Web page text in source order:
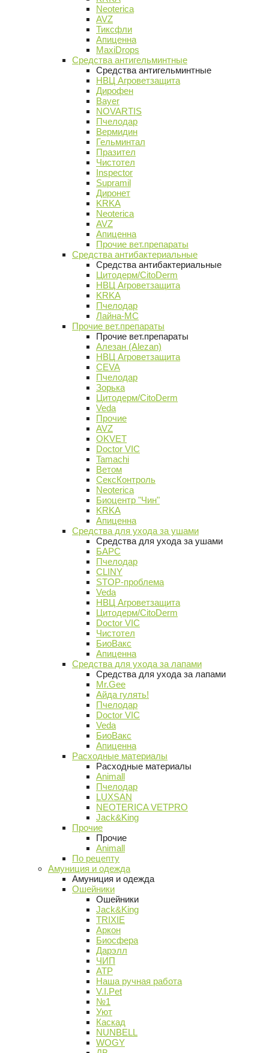
Neoterica
AVZ
Тиксфли
Апиценна
MaxiDrops
Средства антигельминтные
Средства антигельминтные
НВЦ Агроветзащита
Дирофен
Bayer
NOVARTIS
Пчелодар
Вермидин
Гельминтал
Празител
Чистотел
Inspector
Supramil
Диронет
KRKA
Neoterica
AVZ
Апиценна
Прочие вет.препараты
Средства антибактериальные
Средства антибактериальные
Цитодерм/CitoDerm
НВЦ Агроветзащита
KRKA
Пчелодар
Лайна-МС
Прочие вет.препараты
Прочие вет.препараты
Алезан (Alezan)
НВЦ Агроветзащита
CEVA
Пчелодар
Зорька
Цитодерм/CitoDerm
Veda
Прочие
AVZ
OKVET
Doctor VIC
Tamachi
Ветом
СексКонтроль
Neoterica
Биоцентр "Чин"
KRKA
Апиценна
Средства для ухода за ушами
Средства для ухода за ушами
БАРС
Пчелодар
CLINY
STOP-проблема
Veda
НВЦ Агроветзащита
Цитодерм/CitoDerm
Doctor VIC
Чистотел
БиоВакс
Апиценна
Средства для ухода за лапами
Средства для ухода за лапами
Mr.Gee
Айда гулять!
Пчелодар
Doctor VIC
Veda
БиоВакс
Апиценна
Расходные материалы
Расходные материалы
Animall
Пчелодар
LUXSAN
NEOTERICA VETPRO
Jack&King
Прочие
Прочие
Animall
По рецепту
Амуниция и одежда
Амуниция и одежда
Ошейники
Ошейники
Jack&King
TRIXIE
Аркон
Биосфера
Дарэлл
ЧИП
АТР
Наша ручная работа
V.I.Pet
№1
Уют
Каскад
NUNBELL
WOGY